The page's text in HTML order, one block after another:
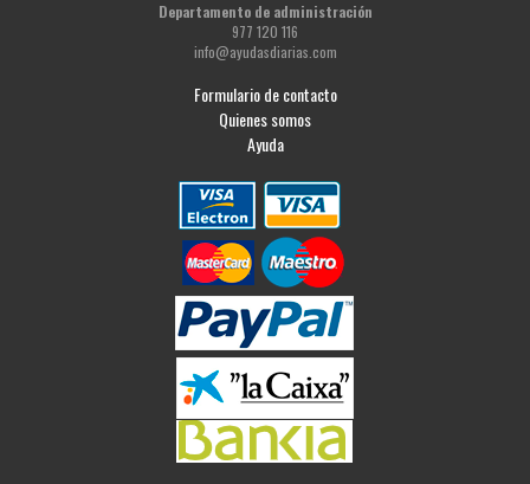
Departamento de administración
977 120 116
info@ayudasdiarias.com
Formulario de contacto
Quienes somos
Ayuda